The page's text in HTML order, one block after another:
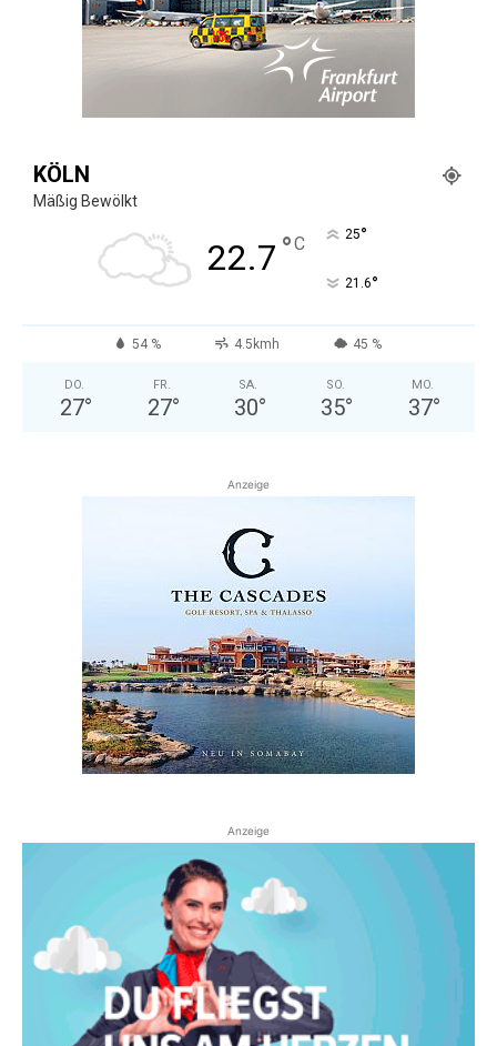
KÖLN
Mäßig Bewölkt
22.7 °C 25°
21.6°
54 % 4.5kmh 45 %
DO.
27°
FR.
27°
SA.
30°
SO.
35°
MO.
37°
Anzeige
Anzeige